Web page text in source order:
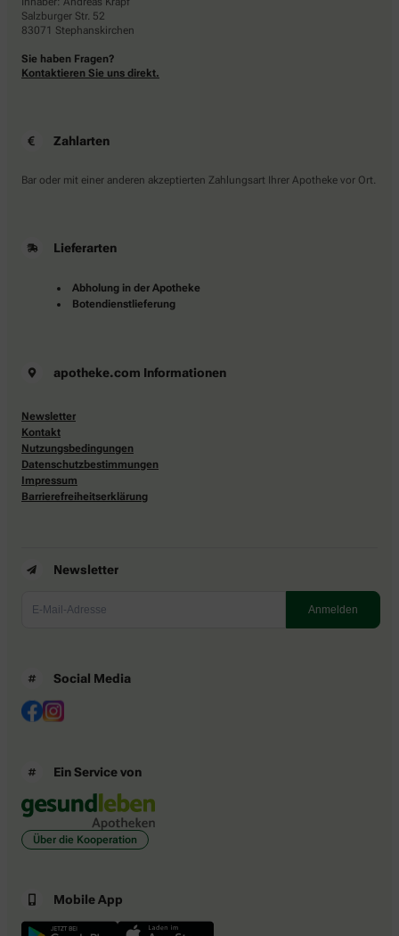
Salzburger Str. 52
83071 Stephanskirchen
Sie haben Fragen?
Kontaktieren Sie uns direkt.
Zahlarten
Bar oder mit einer anderen akzeptierten Zahlungsart Ihrer Apotheke vor Ort.
Lieferarten
Abholung in der Apotheke
Botendienstlieferung
apotheke.com Informationen
Newsletter
Kontakt
Nutzungsbedingungen
Datenschutzbestimmungen
Impressum
Barrierefreiheitserklärung
Newsletter
Social Media
Ein Service von
Über die Kooperation
Mobile App